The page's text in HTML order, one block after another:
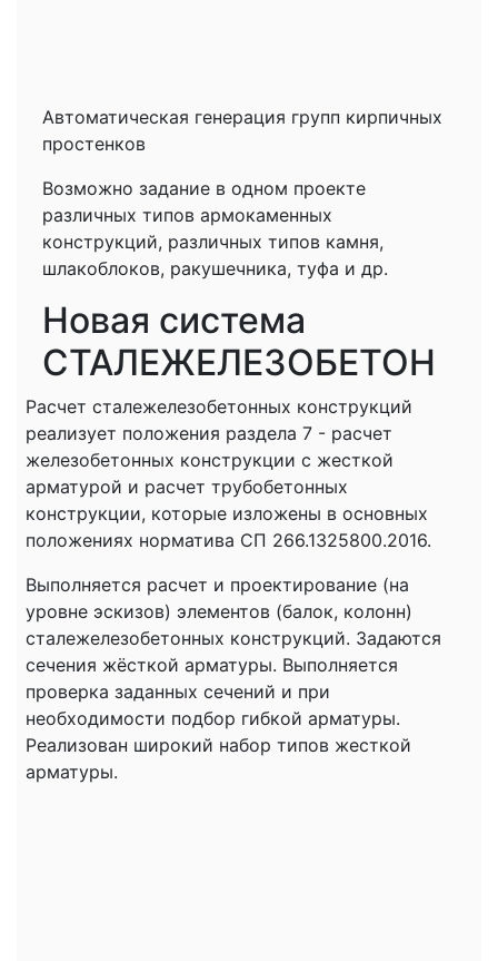
Автоматическая генерация групп кирпичных
простенков
Возможно задание в одном проекте
различных типов армокаменных
конструкций, различных типов камня,
шлакоблоков, ракушечника, туфа и др.
Новая система
СТАЛЕЖЕЛЕЗОБЕТОН
Расчет сталежелезобетонных конструкций
реализует положения раздела 7 - расчет
железобетонных конструкции с жесткой
арматурой и расчет трубобетонных
конструкции, которые изложены в основных
положениях норматива СП 266.1325800.2016.
Выполняется расчет и проектирование (на
уровне эскизов) элементов (балок, колонн)
сталежелезобетонных конструкций. Задаются
сечения жёсткой арматуры. Выполняется
проверка заданных сечений и при
необходимости подбор гибкой арматуры.
Реализован широкий набор типов жесткой
арматуры.